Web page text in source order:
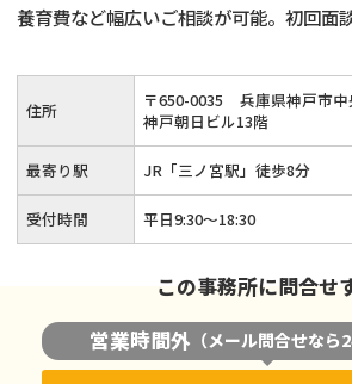
養育費など幅広いご相談が可能。初回面
住所 〒650-0035
兵庫県神戸市
神戸朝日ビル13階
最寄り駅 JR「三ノ宮駅」徒歩8分
受付時間 平日9:30〜18:30
この事務所に問合せ
営業時間外 （メール問合せなら